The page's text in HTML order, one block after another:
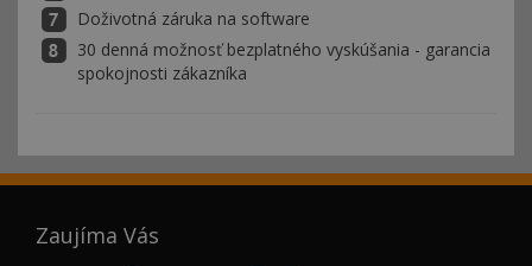
Doživotná záruka na software
30 denná možnosť bezplatného vyskúšania - garancia
spokojnosti zákazníka
Zaujíma Vás